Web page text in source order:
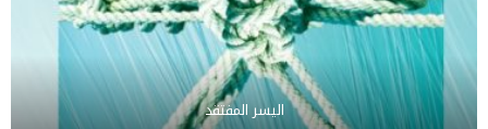
اليسر المفتقد